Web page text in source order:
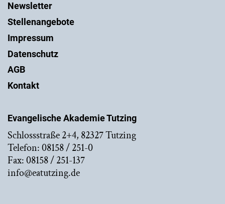
Evangelische Akademie Tutzing
Schlossstraße 2+4, 82327 Tutzing
Telefon: 08158 / 251-0
Fax: 08158 / 251-137
info@eatutzing.de
Newsletter
Stellenangebote
Impressum
Datenschutz
AGB
Kontakt